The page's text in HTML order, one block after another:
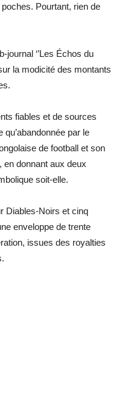
Pourtant, rien de
‘’Les Échos du
la modicité des montants
fiables et de sources
par le
de football et son
en donnant aux deux
soit-elle.
Diables-Noirs et cinq
enveloppe de trente
issues des royalties